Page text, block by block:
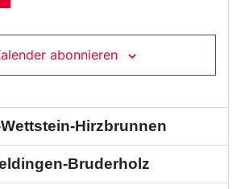
abonnieren
Hirzbrunnen
Bruderholz